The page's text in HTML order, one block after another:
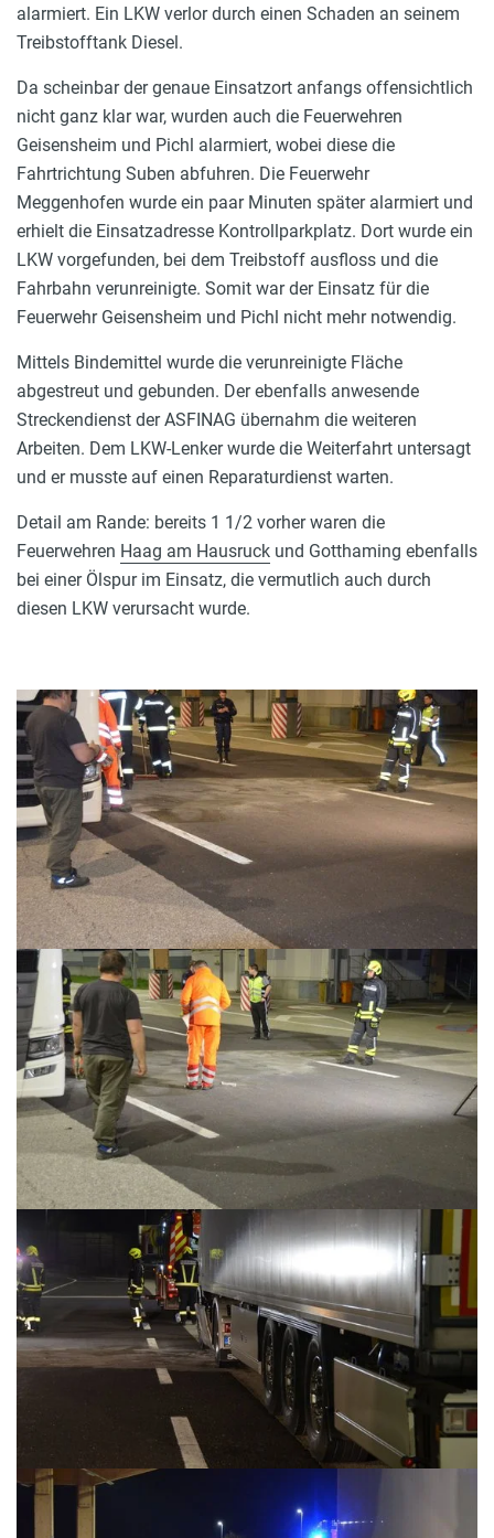
alarmiert. Ein LKW verlor durch einen Schaden an seinem
Treibstofftank Diesel.
Da scheinbar der genaue Einsatzort anfangs offensichtlich
nicht ganz klar war, wurden auch die Feuerwehren
Geisensheim und Pichl alarmiert, wobei diese die
Fahrtrichtung Suben abfuhren. Die Feuerwehr
Meggenhofen wurde ein paar Minuten später alarmiert und
erhielt die Einsatzadresse Kontrollparkplatz. Dort wurde ein
LKW vorgefunden, bei dem Treibstoff ausfloss und die
Fahrbahn verunreinigte. Somit war der Einsatz für die
Feuerwehr Geisensheim und Pichl nicht mehr notwendig.
Mittels Bindemittel wurde die verunreinigte Fläche
abgestreut und gebunden. Der ebenfalls anwesende
Streckendienst der ASFINAG übernahm die weiteren
Arbeiten. Dem LKW-Lenker wurde die Weiterfahrt untersagt
und er musste auf einen Reparaturdienst warten.
Detail am Rande: bereits 1 1/2 vorher waren die
Feuerwehren Haag am Hausruck und Gotthaming ebenfalls
bei einer Ölspur im Einsatz, die vermutlich auch durch
diesen LKW verursacht wurde.